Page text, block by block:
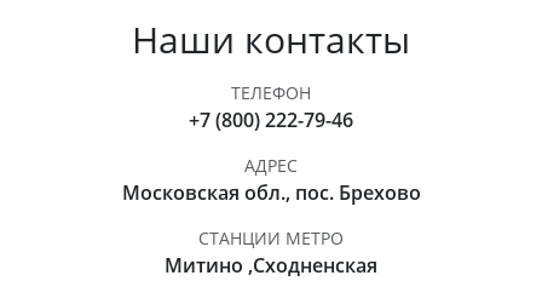
Наши контакты
ТЕЛЕФОН
+7 (800) 222-79-46
АДРЕС
Московская обл., пос. Брехово
СТАНЦИИ МЕТРО
Митино ,Сходненская